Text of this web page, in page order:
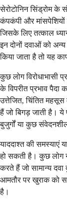
सेरोटोनिन सिंड्रोम के
कंपकंपी और
जिसके लिए तत्काल
इन दोनों दवाओं को
किया जाता है तो यह
कुछ लोग विरोधाभासी
के विपरीत प्रभाव
उत्तेजित, चिंतित
हैं जो बिगड़ जाती है।
बुजुर्गों या कुछ
याददाश्त की समस्याएं
हो सकती है। कुछ लोग
करते हैं जो सामान्य
आमतौर पर खुराक को
है।